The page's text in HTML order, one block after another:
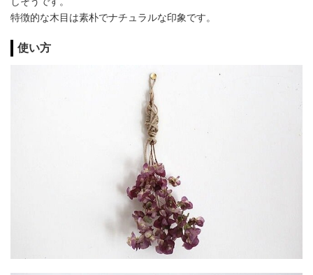
特徴的な木目は素朴でナチュラルな印象です。
使い方